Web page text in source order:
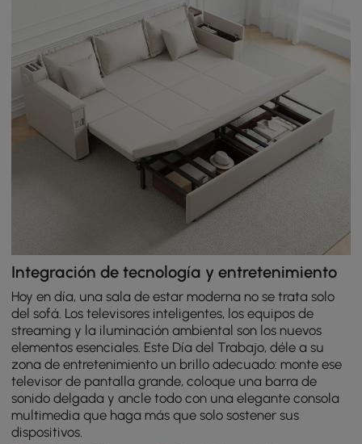
Integración de tecnología y entretenimiento
Hoy en día, una sala de estar moderna no se trata solo
del sofá. Los televisores inteligentes, los equipos de
streaming y la iluminación ambiental son los nuevos
elementos esenciales. Este Día del Trabajo, déle a su
zona de entretenimiento un brillo adecuado: monte ese
televisor de pantalla grande, coloque una barra de
sonido delgada y ancle todo con una elegante consola
multimedia que haga más que solo sostener sus
dispositivos.